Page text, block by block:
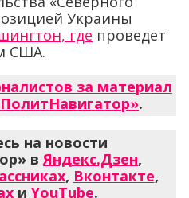
за материал
.
на новости
вЯндекс.Дзен,
,Вконтакте,
иYouTube.
новости